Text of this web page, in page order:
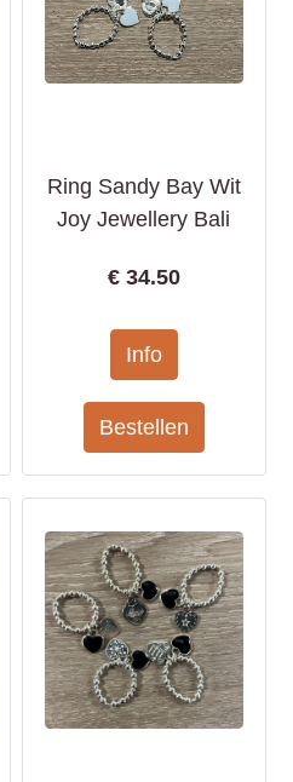
Ring Sandy Bay Wit
Joy Jewellery Bali
€ 34.50